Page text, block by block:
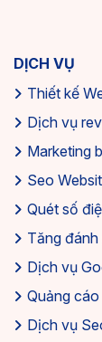
DỊCH VỤ
Thiết kế
Dịch vụ
Marketing
Seo
Quét số
Tăng
Dịch vụ
Quảng
Dịch vụ